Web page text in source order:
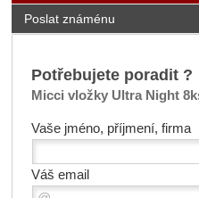
Poslat známénu
Potřebujete poradit ?
Micci vložky Ultra Night
Vaše jméno, příjmení, firma
Váš email